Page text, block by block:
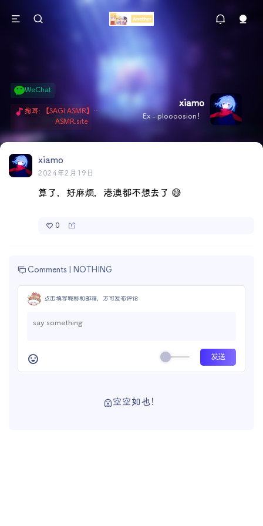
xiamo
Ex - ploooosion！
WeChat
掏耳: 【SAGI ASMR】今天就由阿米娅给博士掏耳吧「耳勺x鹅毛棒x吹气」 Hi-Res无损助眠 + 单刷: ASMR 精选4.0｜ 陪伴天花板 ✦扶扶の温柔哄睡 ✦ 顶级道具和语气词的交融 ✦ 扶桑大红花、
ASMR.site
xiamo
2024年2月19日
算了，好麻烦，港澳都不想去了 😅
0
Comments | NOTHING
点击填写昵称和邮箱，方可发布评论
空空如也！